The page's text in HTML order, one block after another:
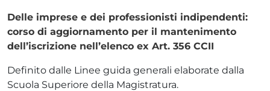
Delle imprese e dei professionisti indipendenti:
corso di aggiornamento per il mantenimento
dell’iscrizione nell’elenco ex Art. 356 CCII
Definito dalle Linee guida generali elaborate dalla
Scuola Superiore della Magistratura.